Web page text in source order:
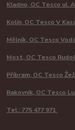
Kladno, OC Tesco ul.
Kolín, OC Tesco V
Mělník, OC Tesco
Most, OC Tesco
Příbram, OC Tesco
Rakovník, OC Tesco
Tel.: 775 477 971